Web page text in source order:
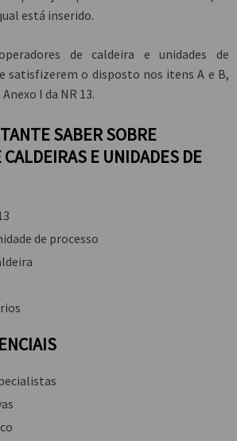
está inserido.
de caldeira e unidades de
satisfizerem o disposto nos itens A e B,
I da NR 13.
CALDEIRAS E UNIDADES DE
de processo